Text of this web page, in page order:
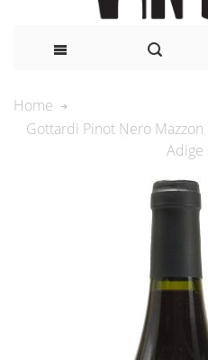
Home
Gottardi Pinot Nero
Adige